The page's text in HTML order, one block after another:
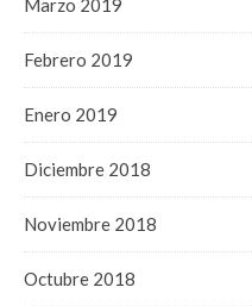
Marzo 2019
Febrero 2019
Enero 2019
Diciembre 2018
Noviembre 2018
Octubre 2018